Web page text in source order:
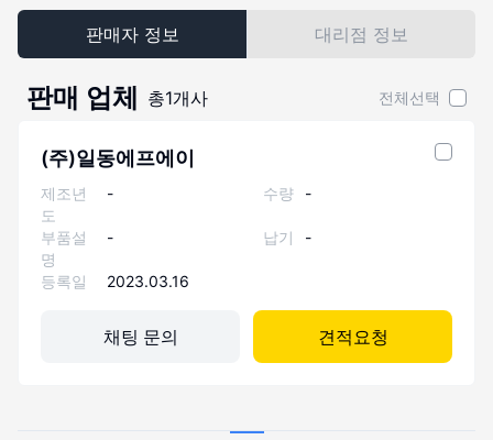
판매자 정보 대리점 정보
판매 업체 총1개사 전체선택
(주)일동에프에이
제조년
도
- 수량 -
부품설
명
- 납기 -
등록일 2023.03.16
채팅 문의 견적요청